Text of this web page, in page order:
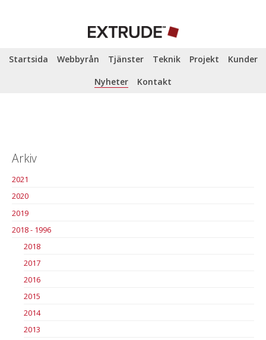
Startsida Webbyrån Tjänster Teknik Projekt
Kunder
Nyheter
Kontakt
Arkiv
2021
2020
2019
2018 - 1996
2018
2017
2016
2015
2014
2013